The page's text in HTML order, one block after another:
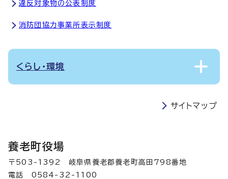
違反対象物の公表制度
消防団協力事業所表示制度
くらし・環境
サイトマップ
養老町役場
〒503-1392 岐阜県養老郡養老町高田798番地
電話 0584-32-1100